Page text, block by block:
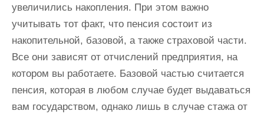
увеличились накопления. При этом важно
учитывать тот факт, что пенсия состоит из
накопительной, базовой, а также страховой части.
Все они зависят от отчислений предприятия, на
котором вы работаете. Базовой частью считается
пенсия, которая в любом случае будет выдаваться
вам государством, однако лишь в случае стажа от